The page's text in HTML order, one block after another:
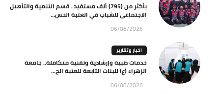
بأكثر من (795) ألف مستفيد.. قسم التنمية والتأهيل
الاجتماعي للشباب في العتبة الحس...
06/08/2026
اخبار وتقارير
خدمات طبية وإرشادية وتقنية متكاملة.. جامعة
الزهراء (ع) للبنات التابعة للعتبة الح...
06/08/2026